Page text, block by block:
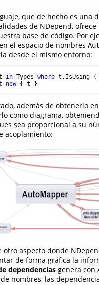
que de hecho es una
de NDepend,
base de código. Por
en el espacio de nombres
desde el mismo entorno:
in Types where t.IsUsing (
new { t }
además de obtenerlo
como diagrama,
sea proporcional a su
acoplamiento:
otro aspecto donde
de forma gráfica la
dependencias genera con
nombres, las